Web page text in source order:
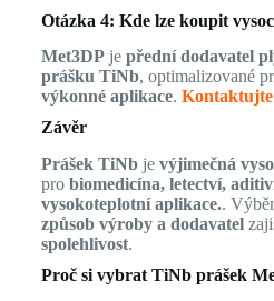
Otázka 4: Kde lze koupit
Met3DPje přední dodavatel
prášku TiNb, optimalizované
výkonné aplikace. Kontaktujte
Závěr
Prášek TiNbje výjimečná
pro biomedicína, letectví,
vysokoteplotní aplikace..
způsob výroby a dodavatel
spolehlivost.
Proč si vybrat TiNb prášek